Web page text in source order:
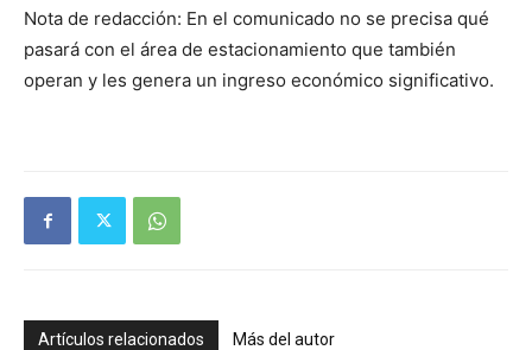
Nota de redacción: En el comunicado no se precisa qué
pasará con el área de estacionamiento que también
operan y les genera un ingreso económico significativo.
Artículos relacionados Más del autor